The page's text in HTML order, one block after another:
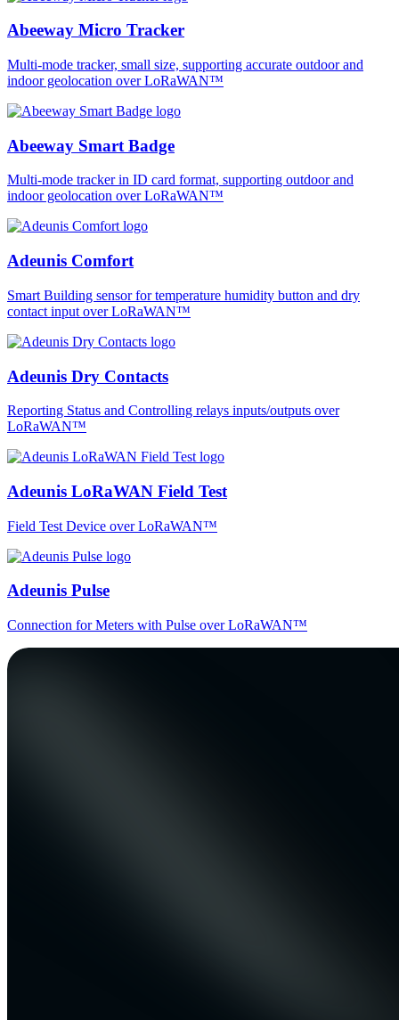
Abeeway Micro Tracker
Multi-mode tracker, small size, supporting accurate outdoor and
indoor geolocation over LoRaWAN™
Abeeway Smart Badge
Multi-mode tracker in ID card format, supporting outdoor and
indoor geolocation over LoRaWAN™
Adeunis Comfort
Smart Building sensor for temperature humidity button and dry
contact input over LoRaWAN™
Adeunis Dry Contacts
Reporting Status and Controlling relays inputs/outputs over
LoRaWAN™
Adeunis LoRaWAN Field Test
Field Test Device over LoRaWAN™
Adeunis Pulse
Connection for Meters with Pulse over LoRaWAN™